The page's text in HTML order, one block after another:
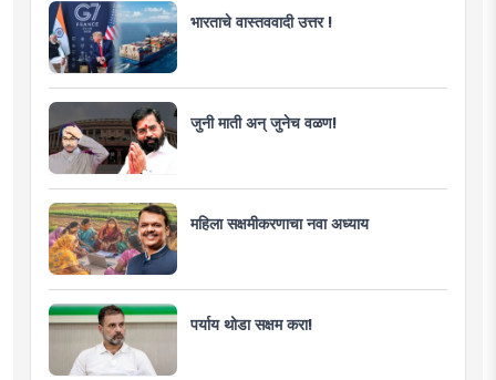
भारताचे वास्तववादी उत्तर !
जुनी माती अन् जुनेच वळण!
महिला सक्षमीकरणाचा नवा अध्याय
पर्याय थोडा सक्षम करा!